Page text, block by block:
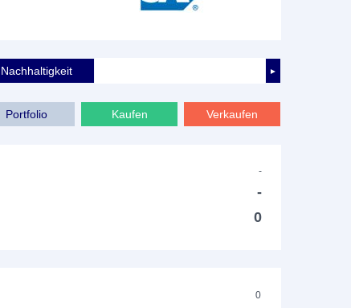
►
Nachhaltigkeit
Portfolio Kaufen Verkaufen
-
-
0
0